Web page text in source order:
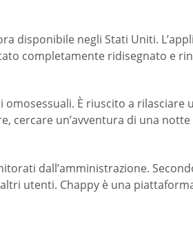
disponibile negli Stati Uniti.
completamente ridisegnato e
È riuscito a rilasciare
cercare un’avventura di una
dall’amministrazione.
utenti. Chappy è una